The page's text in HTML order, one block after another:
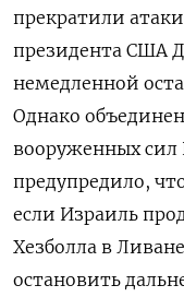
прекратили
президента США
немедленной
Однако
‌вооруженных сил
предупредило,
если Израиль
Хезболла в
остановить